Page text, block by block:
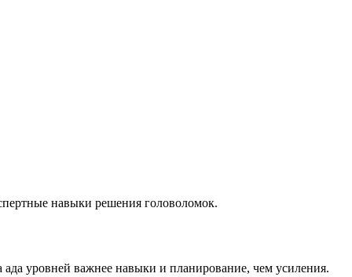
навыки решения головоломок.
уровней важнее навыки и планирование, чем усиления.